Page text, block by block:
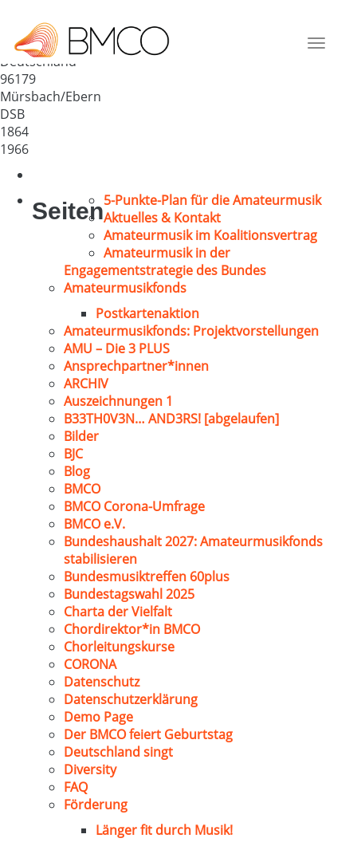
Toggle
Mürsbach
Deutschland
96179
Mürsbach/Ebern
DSB
1864
1966
Seiten5-Punkte-Plan für die Amateurmusik
Aktuelles & Kontakt
Amateurmusik im Koalitionsvertrag
Amateurmusik in der
Engagementstrategie des Bundes
Amateurmusikfonds
Postkartenaktion
Amateurmusikfonds: Projektvorstellungen
AMU – Die 3 PLUS
Ansprechpartner*innen
ARCHIV
Auszeichnungen 1
B33TH0V3N… AND3RS! [abgelaufen]
Bilder
BJC
Blog
BMCO
BMCO Corona-Umfrage
BMCO e.V.
Bundeshaushalt 2027: Amateurmusikfonds
stabilisieren
Bundesmusiktreffen 60plus
Bundestagswahl 2025
Charta der Vielfalt
Chordirektor*in BMCO
Chorleitungskurse
CORONA
Datenschutz
Datenschutzerklärung
Demo Page
Der BMCO feiert Geburtstag
Deutschland singt
Diversity
FAQ
Förderung
Länger fit durch Musik!